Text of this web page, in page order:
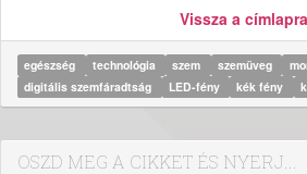
Vissza a címlapra
egészség technológia szem szemüveg
digitális szemfáradtság
LED-fény kék fény
OSZD MEG A CIKKET ÉS NYERJ...